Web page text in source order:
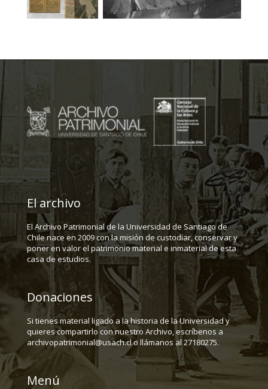
El archivo
El Archivo Patrimonial de la Universidad de Santiago de
Chile nace en 2009 con la misión de custodiar, conservar y
poner en valor el patrimonio material e inmaterial de esta
casa de estudios.
Donaciones
Si tienes material ligado a la historia de la Universidad y
quieres compartirlo con nuestro Archivo, escríbenos a
archivopatrimonial@usach.cl o llámanos al 27180275.
Menú